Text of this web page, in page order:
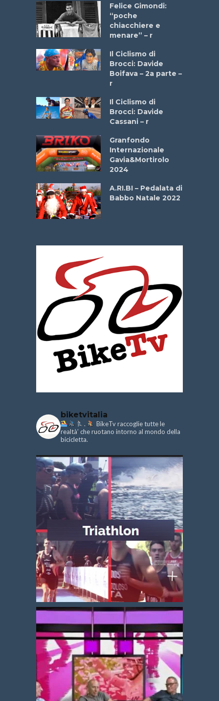
Felice Gimondi:
“poche
chiacchiere e
menare” – r
Il Ciclismo di
Brocci: Davide
Boifava – 2a parte –
r
Il Ciclismo di
Brocci: Davide
Cassani – r
Granfondo
Internazionale
Gavia&Mortirolo
2024
A.RI.BI – Pedalata di
Babbo Natale 2022
biketvitalia
.
BikeTv raccoglie tutte le
realtà’ che ruotano intorno al mondo della
bicicletta.